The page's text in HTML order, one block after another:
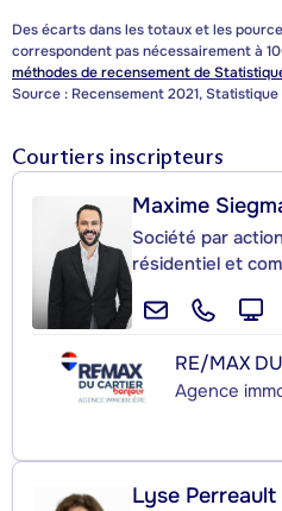
Des écarts dans les totaux et les
correspondent pas nécessairement à
méthodes de recensement de
Source : Recensement 2021, Statistique
Courtiers inscripteurs
Maxime
Société par
résidentiel et
RE/MAX
Agence
Lyse